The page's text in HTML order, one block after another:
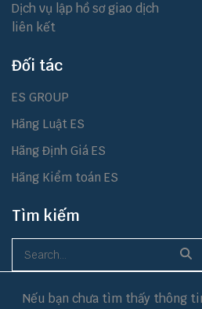
Dịch vụ lập hồ sơ giao dịch
liên kết
Đối tác
ES GROUP
Hãng Luật ES
Hãng Định Giá ES
Hãng Kiểm toán ES
Tìm kiếm
Nếu bạn chưa tìm thấy thông